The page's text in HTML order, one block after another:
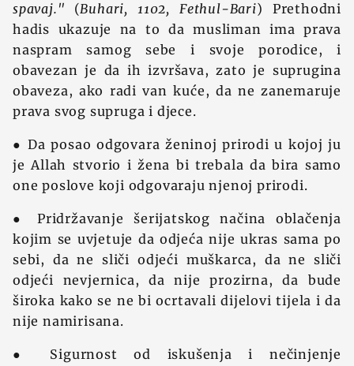
spavaj." (Buhari, 1102, Fethul-Bari) Prethodni
hadis ukazuje na to da musliman ima prava
naspram samog sebe i svoje porodice, i
obavezan je da ih izvršava, zato je suprugina
obaveza, ako radi van kuće, da ne zanemaruje
prava svog supruga i djece.
● Da posao odgovara ženinoj prirodi u kojoj ju
je Allah stvorio i žena bi trebala da bira samo
one poslove koji odgovaraju njenoj prirodi.
● Pridržavanje šerijatskog načina oblačenja
kojim se uvjetuje da odjeća nije ukras sama po
sebi, da ne sliči odjeći muškarca, da ne sliči
odjeći nevjernica, da nije prozirna, da bude
široka kako se ne bi ocrtavali dijelovi tijela i da
nije namirisana.
● Sigurnost od iskušenja i nečinjenje